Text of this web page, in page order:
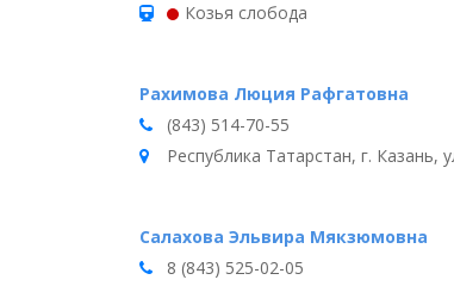
Козья слобода
Рахимова Люция Рафгатовна
(843) 514-70-55
Республика Татарстан, г. Казань,
Салахова Эльвира Мякзюмовна
8 (843) 525-02-05